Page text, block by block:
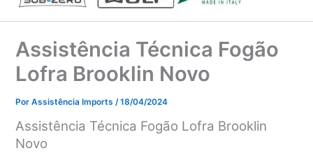
Assistência Técnica Fogão
Lofra Brooklin Novo
PorAssistência Imports/18/04/2024
Assistência Técnica Fogão Lofra Brooklin
Novo